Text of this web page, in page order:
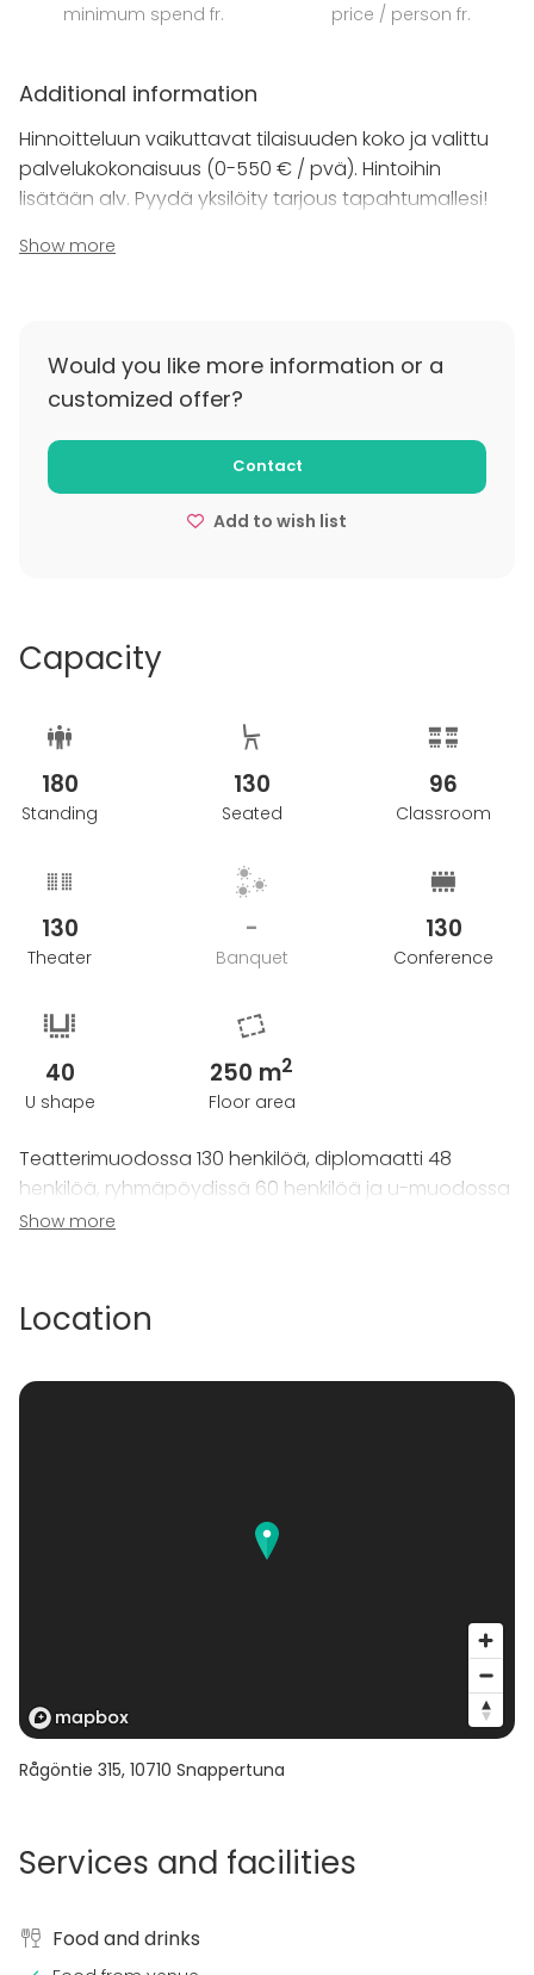
minimum spend fr. price / person fr.
Additional information
Hinnoitteluun vaikuttavat tilaisuuden koko ja valittu
palvelukokonaisuus (0-550 € / pvä). Hintoihin
lisätään alv. Pyydä yksilöity tarjous tapahtumallesi!
Additional information about cancellation
yhteydessä.
Show more
Would you like more information or a
customized offer?
Contact
Add to wish list
Capacity
180
Standing
130
Seated
96
Classroom
130
Theater
-
Banquet
130
Conference
40
U shape
250 m2
Floor area
Teatterimuodossa 130 henkilöä, diplomaatti 48
henkilöä, ryhmäpöydissä 60 henkilöä ja u-muodossa
40 henkilöä. Istuva illallinen voidaan toteuttaa 130
Show more
Location
Rågöntie 315, 10710 Snappertuna
Services and facilities
Food and drinks